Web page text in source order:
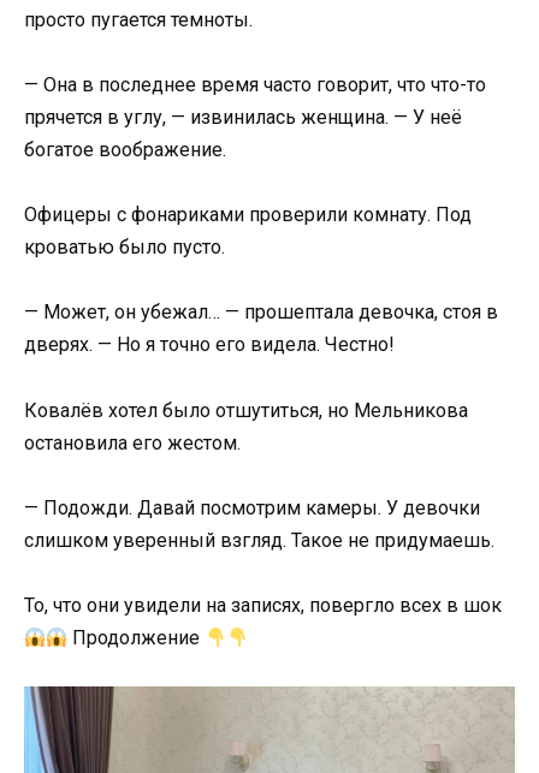
просто пугается темноты.
— Она в последнее время часто говорит, что что-то
прячется в углу, — извинилась женщина. — У неё
богатое воображение.
Офицеры с фонариками проверили комнату. Под
кроватью было пусто.
— Может, он убежал… — прошептала девочка, стоя в
дверях. — Но я точно его видела. Честно!
Ковалёв хотел было отшутиться, но Мельникова
остановила его жестом.
— Подожди. Давай посмотрим камеры. У девочки
слишком уверенный взгляд. Такое не придумаешь.
То, что они увидели на записях, повергло всех в шок
Продолжение